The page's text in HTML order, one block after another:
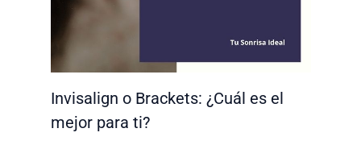
Invisalign o Brackets: ¿Cuál es el
mejor para ti?